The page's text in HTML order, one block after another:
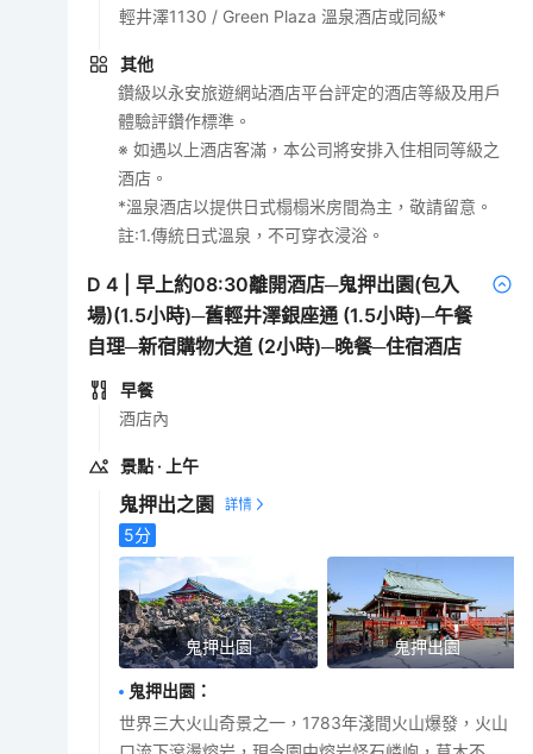
輕井澤1130 / Green Plaza 溫泉酒店或同級*
其他
鑽級以永安旅遊網站酒店平台評定的酒店等級及用戶
體驗評鑽作標準。
※ 如遇以上酒店客滿，本公司將安排入住相同等級之
酒店。
*溫泉酒店以提供日式榻榻米房間為主，敬請留意。
註:1.傳統日式溫泉，不可穿衣浸浴。
D4 |早上約08:30離開酒店─鬼押出園(包入
場)(1.5小時)─舊輕井澤銀座通 (1.5小時)─午餐
自理─新宿購物大道 (2小時)─晚餐─住宿酒店
早餐
酒店內
景點 · 上午
鬼押出之園
5分
鬼押出園 鬼押出園
鬼押出園 ：
世界三大火山奇景之一，1783年淺間火山爆發，火山